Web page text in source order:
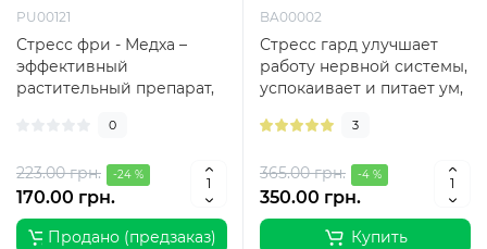
PU00121
Стресс фри - Медха –
эффективный
растительный препарат,
улучшению памяти,
0
223.00 грн. -24 %
170.00 грн.
Продано (предзаказ)
BA00002
Стресс гард улучшает
работу нервной системы,
успокаивает и питает ум,
спокойному, здоро..
3
365.00 грн. -4 %
350.00 грн.
Купить